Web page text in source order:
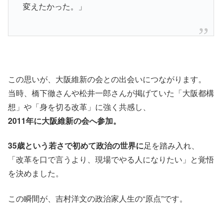
変えたかった。」
この思いが、大阪維新の会との出会いにつながります。
当時、橋下徹さんや松井一郎さんが掲げていた「大阪都構
想」や「身を切る改革」に強く共感し、
2011年に大阪維新の会へ参加。
35歳という若さで初めて政治の世界に足を踏み入れ、
「改革を口で言うより、現場でやる人になりたい」と覚悟
を決めました。
この瞬間が、吉村洋文の政治家人生の“原点”です。